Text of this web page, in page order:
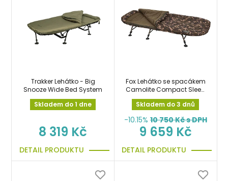
Trakker Lehátko - Big
Snooze Wide Bed System
Skladem do 1 dne
8 319 Kč
DETAIL PRODUKTU
Fox Lehátko se spacákem
Camolite Compact Sleep
System
Skladem do 3 dnů
-10.15% 10 750Kč s DPH
9 659 Kč
DETAIL PRODUKTU